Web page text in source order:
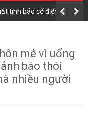
tình báo cổ điển giúp
như thế nào?
trà sữa mỗi ngày: Cảnh
trẻ đang mắc phải
mê vì uống
báo thói
nhiều người